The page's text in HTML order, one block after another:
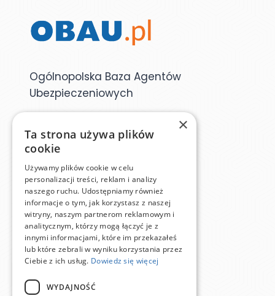
Ogólnopolska Baza Agentów
Ubezpieczeniowych
Dane kontaktowe
baza@obau.pl
Menu
Znajdź agenta
Moje konto
×
Ta strona używa plików
cookie
Używamy plików cookie w celu
personalizacji treści, reklam i analizy
naszego ruchu. Udostępniamy również
informacje o tym, jak korzystasz z naszej
witryny, naszym partnerom reklamowym i
analitycznym, którzy mogą łączyć je z
innymi informacjami, które im przekazałeś
lub które zebrali w wyniku korzystania przez
Ciebie z ich usług. Dowiedz się więcej
WYDAJNOŚĆ